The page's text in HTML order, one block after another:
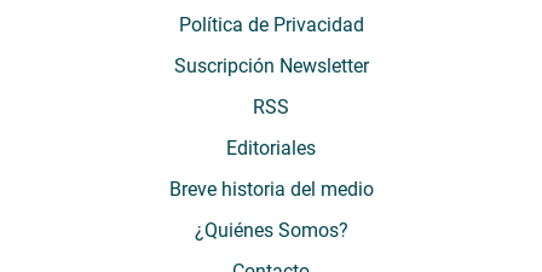
Política de Privacidad
Suscripción Newsletter
RSS
Editoriales
Breve historia del medio
¿Quiénes Somos?